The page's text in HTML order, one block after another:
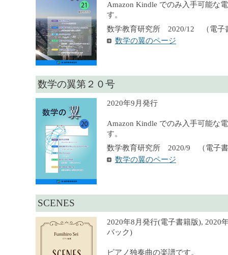
Amazon Kindle でのみ入手可能な
す。
数学教育研究所 2020/12 （電子
数学の翼のページ
数学の翼第２０号
2020年9月発行
Amazon Kindle でのみ入手可能な
す。
数学教育研究所 2020/9 （電子
数学の翼のページ
SCENES
2020年8月発行(電子書籍版), 2020
バック)
ピアノ独奏曲の楽譜です。